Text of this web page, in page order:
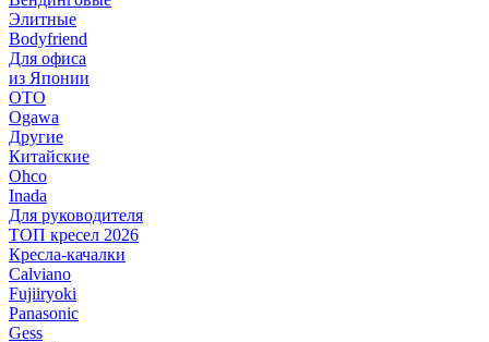
Элитные
Bodyfriend
Для офиса
из Японии
OTO
Ogawa
Другие
Китайские
Ohco
Inada
Для руководителя
ТОП кресел 2026
Кресла-качалки
Calviano
Fujiiryoki
Panasonic
Gess